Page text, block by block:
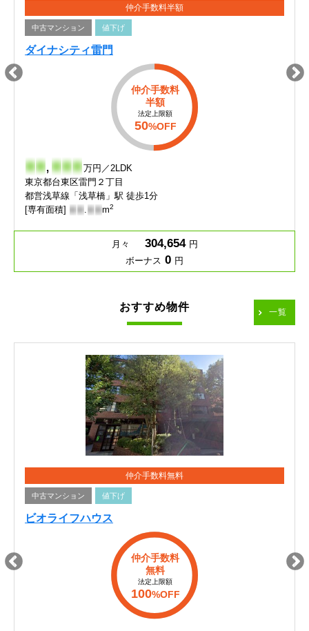
仲介手数料半額
中古マンション 値下げ
ダイナシティ雷門
仲介手数料
半額
法定上限額
50%OFF
- - ,- - - 万円／2LDK
東京都台東区雷門２丁目
都営浅草線「浅草橋」駅 徒歩1分
[専有面積] - - .- - m2
月々 304,654 円
ボーナス 0 円
おすすめ物件 一覧
仲介手数料無料
中古マンション 値下げ
ビオライフハウス
仲介手数料
無料
法定上限額
100%OFF